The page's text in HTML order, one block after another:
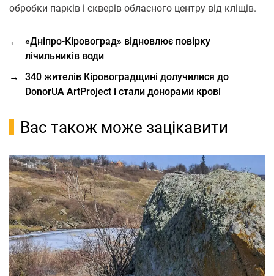
обробки парків і скверів обласного центру від кліщів.
←
«Дніпро-Кіровоград» відновлює повірку
лічильників води
→
340 жителів Кіровоградщині долучилися до
DonorUA ArtProject і стали донорами крові
Вас також може зацікавити